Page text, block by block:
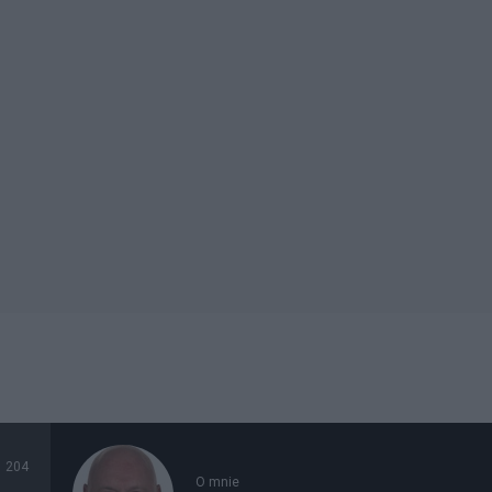
204
O mnie